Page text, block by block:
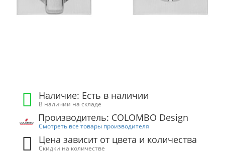
Наличие: Есть в наличии
В наличии на складе
Производитель: COLOMBO Design
Смотреть все товары производителя
Цена зависит от цвета и количества
Скидки на количестве